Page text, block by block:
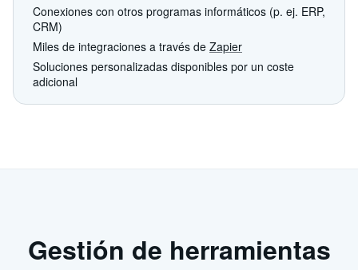
Conexiones con otros programas informáticos (p. ej. ERP,
CRM)
Miles de integraciones a través de Zapier
Soluciones personalizadas disponibles por un coste
adicional
Gestión de herramientas